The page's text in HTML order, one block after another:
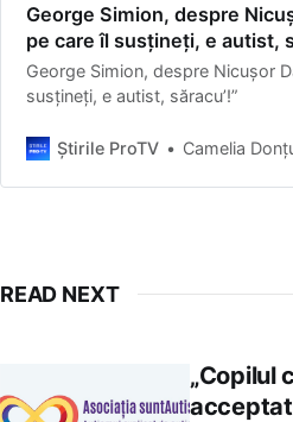
George Simion, despre
pe care îl susțineți, e autist,
George Simion, despre Nicușor
susțineți, e autist, săracu’!”
Știrile ProTV Camelia
READ NEXT
„Copilul